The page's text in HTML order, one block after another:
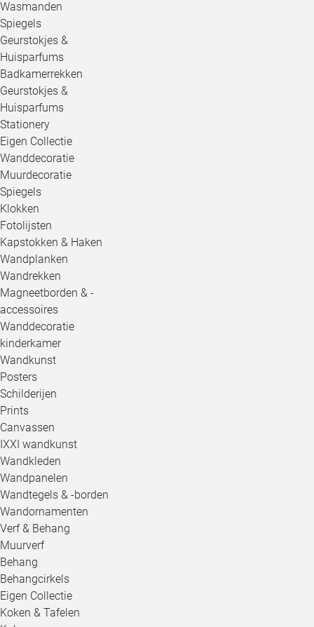
Wasmanden
Spiegels
Geurstokjes &
Huisparfums
Badkamerrekken
Geurstokjes &
Huisparfums
Stationery
Eigen Collectie
Wanddecoratie
Muurdecoratie
Spiegels
Klokken
Fotolijsten
Kapstokken & Haken
Wandplanken
Wandrekken
Magneetborden & -
accessoires
Wanddecoratie
kinderkamer
Wandkunst
Posters
Schilderijen
Prints
Canvassen
IXXI wandkunst
Wandkleden
Wandpanelen
Wandtegels & -borden
Wandornamenten
Verf & Behang
Muurverf
Behang
Behangcirkels
Eigen Collectie
Koken & Tafelen